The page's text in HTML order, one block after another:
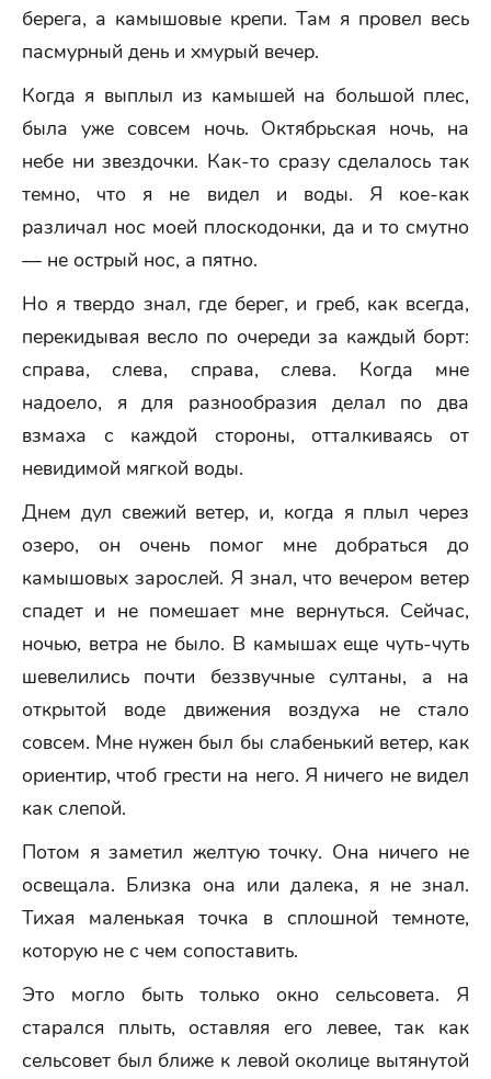
берега, а камышовые крепи. Там я провел весь
пасмурный день и хмурый вечер.
Когда я выплыл из камышей на большой плес,
была уже совсем ночь. Октябрьская ночь, на
небе ни звездочки. Как-то сразу сделалось так
темно, что я не видел и воды. Я кое-как
различал нос моей плоскодонки, да и то смутно
— не острый нос, а пятно.
Но я твердо знал, где берег, и греб, как всегда,
перекидывая весло по очереди за каждый борт:
справа, слева, справа, слева. Когда мне
надоело, я для разнообразия делал по два
взмаха с каждой стороны, отталкиваясь от
невидимой мягкой воды.
Днем дул свежий ветер, и, когда я плыл через
озеро, он очень помог мне добраться до
камышовых зарослей. Я знал, что вечером ветер
спадет и не помешает мне вернуться. Сейчас,
ночью, ветра не было. В камышах еще чуть-чуть
шевелились почти беззвучные султаны, а на
открытой воде движения воздуха не стало
совсем. Мне нужен был бы слабенький ветер, как
ориентир, чтоб грести на него. Я ничего не видел
как слепой.
Потом я заметил желтую точку. Она ничего не
освещала. Близка она или далека, я не знал.
Тихая маленькая точка в сплошной темноте,
которую не с чем сопоставить.
Это могло быть только окно сельсовета. Я
старался плыть, оставляя его левее, так как
сельсовет был ближе к левой околице вытянутой